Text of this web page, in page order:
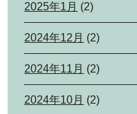
2025年1月 (2)
2024年12月 (2)
2024年11月 (2)
2024年10月 (2)